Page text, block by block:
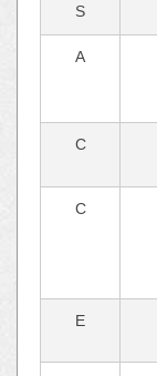
S
A
C
C
E